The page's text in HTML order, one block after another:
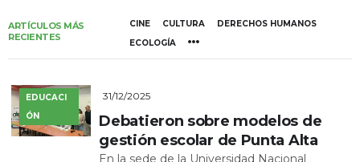
ARTÍCULOS MÁS
RECIENTES
CINE CULTURA
DERECHOS HUMANOS
ECOLOGÍA
EDUCACI
ÓN
31/12/2025
Debatieron sobre modelos de
gestión escolar de Punta Alta
En la sede de la Universidad Nacional